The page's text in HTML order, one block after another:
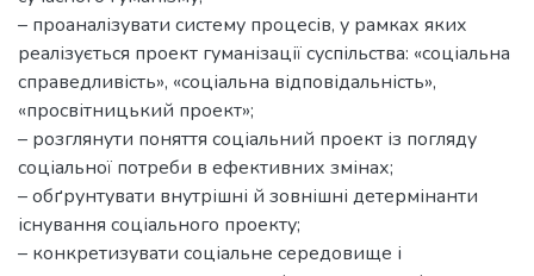
– проаналізувати систему процесів, у рамках яких
реалізується проект гуманізації суспільства: «соціальна
справедливість», «соціальна відповідальність»,
«просвітницький проект»;
– розглянути поняття соціальний проект із погляду
соціальної потреби в ефективних змінах;
– обґрунтувати внутрішні й зовнішні детермінанти
існування соціального проекту;
– конкретизувати соціальне середовище і